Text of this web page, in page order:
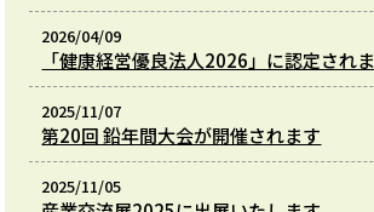
2026/04/09
「健康経営優良法人2026」に認定され
2025/11/07
第20回 鉛年間大会が開催されます
2025/11/05